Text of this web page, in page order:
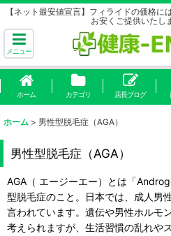
【ネット最安値宣言】フィライドの価格
お安くご提供いたし
メニュー
ホーム カテゴリ 店長ブログ
ホーム > 男性型脱毛症（AGA）
男性型脱毛症（AGA）
AGA（ エージーエー）とは「
型脱毛症のこと。日本では、成人男
言われています。遺伝や男性ホルモ
考えられますが、生活習慣の乱れや